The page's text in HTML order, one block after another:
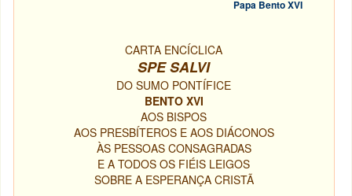
Papa Bento XVI
CARTA ENCÍCLICA
SPE SALVI
DO SUMO PONTÍFICE
BENTO XVI
AOS BISPOS
AOS PRESBÍTEROS E AOS DIÁCONOS
ÀS PESSOAS CONSAGRADAS
E A TODOS OS FIÉIS LEIGOS
SOBRE A ESPERANÇA CRISTÃ